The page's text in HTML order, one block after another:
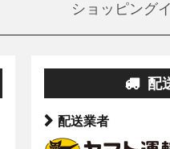
ショッピング
配
配送業者